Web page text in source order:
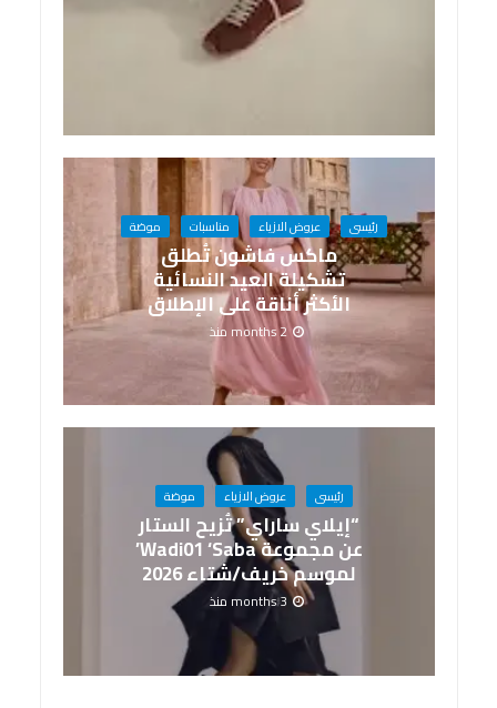
رئيسى عروض الازياء مناسبات موضة
ماكس فاشون تُطلق
تشكيلة العيد النسائية
الأكثر أناقة على الإطلاق
2 months منذ
رئيسى عروض الازياء موضة
“إيلاي ساراي” تُزيح الستار
عن مجموعة Wadi01 ‘Saba’
لموسم خريف/شتاء 2026
3 months منذ